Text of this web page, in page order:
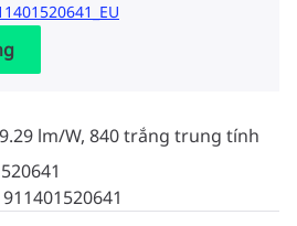
lm/W, 840 trắng trung tính
911401520641